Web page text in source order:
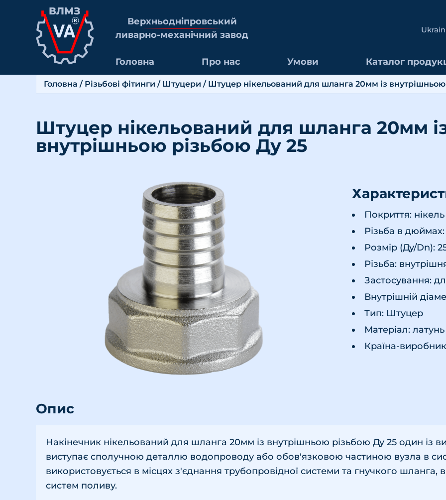
Верхньоднiпровський
ливарно-механiчний завод
Головна Про нас Умови Каталог
Головна / Різьбові фітинги / Штуцери / Штуцер нікельований для шланга 20мм із внутрішньою
Штуцер нікельований для шланга 20мм
внутрішньою різьбою Ду 25
Покриття: нікель
Різьба в дюймах:
Розмір (Ду/Dn):
Різьба:
Застосування:
Внутрішній
Тип: Штуцер
Матеріал: латунь
Країна-
Опис
Накінечник нікельований для шланга 20мм із внутрішньою різьбою Ду 25 один із
виступає сполучною деталлю водопроводу або обов'язковою частиною вузла в
використовується в місцях з'єднання трубопровідної системи та гнучкого
систем поливу.